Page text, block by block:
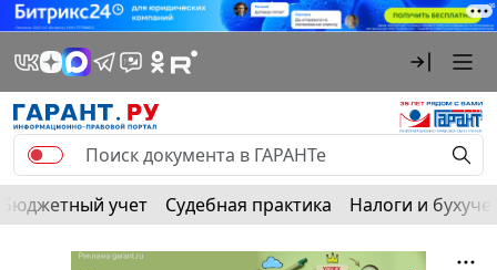
Бюджетный учет Судебная практика Налоги и